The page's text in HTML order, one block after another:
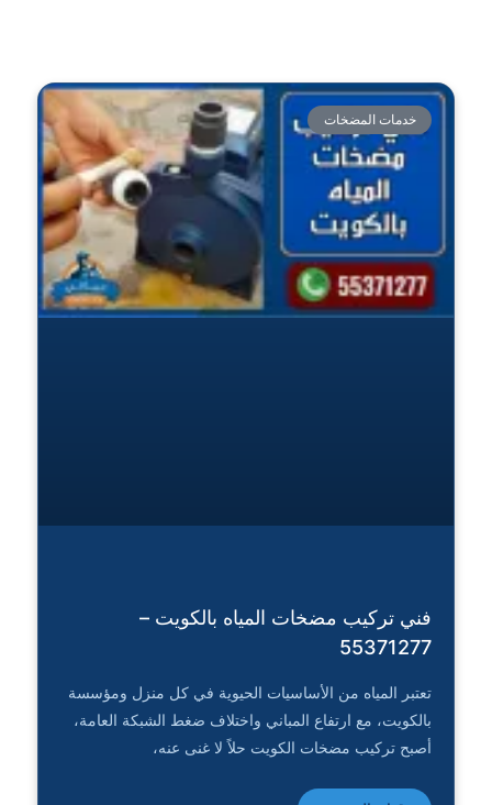
خدمات المضخات
فني تركيب مضخات المياه بالكويت –
55371277
تعتبر المياه من الأساسيات الحيوية في كل منزل ومؤسسة
بالكويت، مع ارتفاع المباني واختلاف ضغط الشبكة العامة،
أصبح تركيب مضخات الكويت حلاً لا غنى عنه،